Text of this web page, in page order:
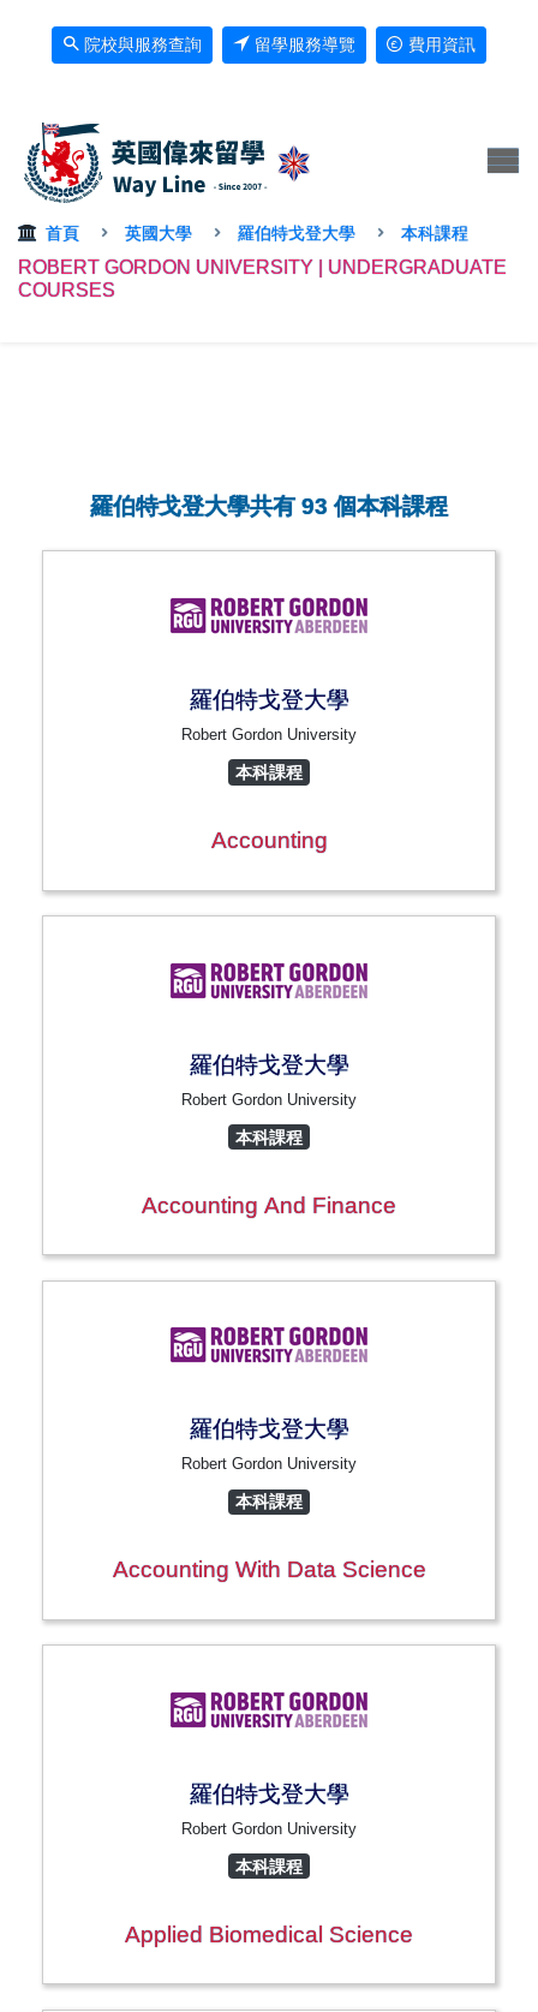
院校與服務查詢 留學服務導覽 費用資訊
首頁 英國大學 羅伯特戈登大學 本科課程
ROBERT GORDON UNIVERSITY | UNDERGRADUATE
COURSES
羅伯特戈登大學共有 93 個本科課程
羅伯特戈登大學
Robert Gordon University
本科課程
Accounting
羅伯特戈登大學
Robert Gordon University
本科課程
Accounting And Finance
羅伯特戈登大學
Robert Gordon University
本科課程
Accounting With Data Science
羅伯特戈登大學
Robert Gordon University
本科課程
Applied Biomedical Science